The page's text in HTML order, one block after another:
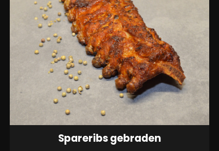
Spareribs gebraden